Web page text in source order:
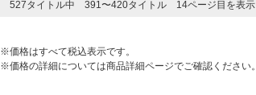
527タイトル中 391〜420タイトル 14ページ目を表示
※価格はすべて税込表示です。
※価格の詳細については商品詳細ページでご確認ください。